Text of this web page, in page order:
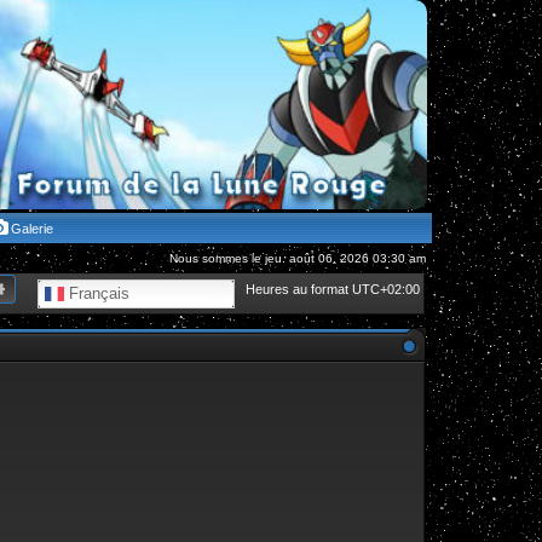
Galerie
Nous sommes le jeu. août 06, 2026 03:30 am
Heures au format UTC+02:00
Français
Recherche avancée